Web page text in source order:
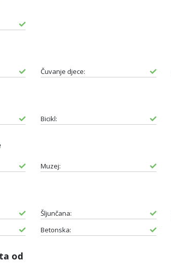
Čuvanje djece:
Bicikl:
Muzej:
Šljunčana:
Betonska:
od